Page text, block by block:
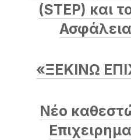
(STEP) και
«ΞΕΚΙΝΩ
Νέο